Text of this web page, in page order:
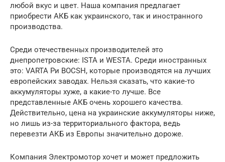
любой вкус и цвет. Наша компания предлагает
приобрести АКБ как украинского, так и иностранного
производства.
Среди отечественных производителей это
днепропетровские: ISTA и WESTA. Среди иностранных
это: VARTA Pи BOCSH, которые производятся на лучших
европейских заводах. Нельзя сказать, что какие-то
аккумуляторы хуже, а какие-то лучше. Все
представленные АКБ очень хорошего качества.
Действительно, цена на украинские аккумуляторы ниже,
но лишь из-за территориального фактора, ведь
перевезти АКБ из Европы значительно дороже.
Компания Электромотор хочет и может предложить